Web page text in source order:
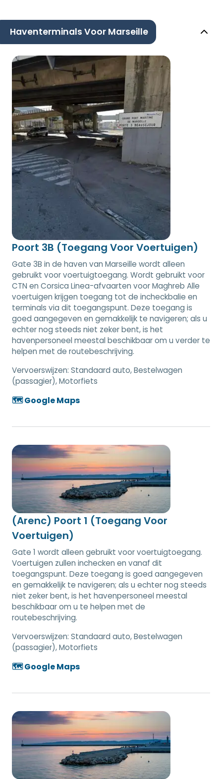
Haventerminals Voor Marseille
Poort 3B (Toegang Voor Voertuigen)
Gate 3B in de haven van Marseille wordt alleen
gebruikt voor voertuigtoegang. Wordt gebruikt voor
CTN en Corsica Linea-afvaarten voor Maghreb Alle
voertuigen krijgen toegang tot de incheckbalie en
terminals via dit toegangspunt. Deze toegang is
goed aangegeven en gemakkelijk te navigeren; als u
echter nog steeds niet zeker bent, is het
havenpersoneel meestal beschikbaar om u verder te
helpen met de routebeschrijving.
Vervoerswijzen: Standaard auto, Bestelwagen
(passagier), Motorfiets
🗺️ Google Maps
(Arenc) Poort 1 (Toegang Voor
Voertuigen)
Gate 1 wordt alleen gebruikt voor voertuigtoegang.
Voertuigen zullen inchecken en vanaf dit
toegangspunt. Deze toegang is goed aangegeven
en gemakkelijk te navigeren; als u echter nog steeds
niet zeker bent, is het havenpersoneel meestal
beschikbaar om u te helpen met de
routebeschrijving.
Vervoerswijzen: Standaard auto, Bestelwagen
(passagier), Motorfiets
🗺️ Google Maps